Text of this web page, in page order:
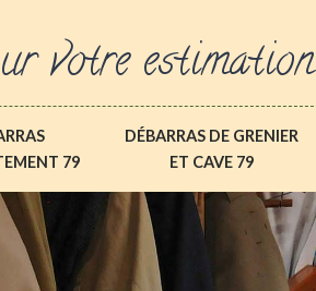
votre estimation
79
DÉBARRAS DE GRENIER
ET CAVE 79